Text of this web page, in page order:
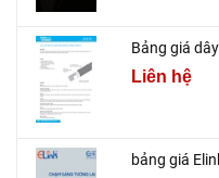
Bảng giá
Liên hệ
bảng giá